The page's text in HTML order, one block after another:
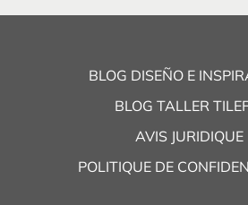
BLOG DISEÑO E
BLOG TALLER
AVIS JURIDIQUE
POLITIQUE DE